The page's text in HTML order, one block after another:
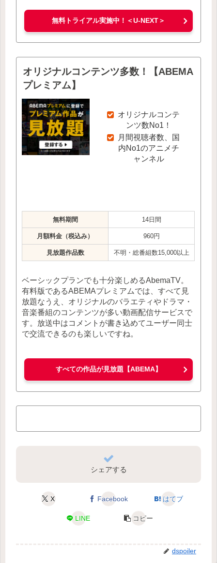
無料トライアル実施中！＜U-NEXT＞
オリジナルコンテンツ多数！【ABEMA
プレミアム】
オリジナルコンテ
ンツ数No1！
月間視聴者数、国
内No1のアニメチ
ャンネル
無料期間 14日間
月額料金（税込み） 960円
見放題作品数 不明・総番組数15,000以上
ベーシックプランでも十分楽しめるAbemaTV。
有料版であるABEMAプレミアムでは、すべて見
放題なうえ、オリジナルのバラエティやドラマ・
音楽番組のコンテンツが多い動画配信サービスで
す。放送中はコメントが書き込めてユーザー同士
で交流できるのも楽しいですね。
すべての作品が見放題【ABEMA】
シェアする
X Facebook はてブ
LINE コピー
dspoiler